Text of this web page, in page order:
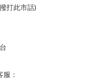
打此市話)
：